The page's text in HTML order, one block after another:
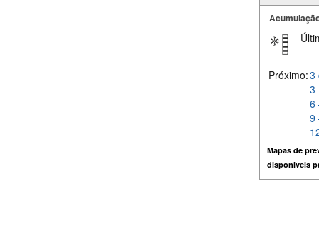
Próximo:3
3
6
9
Mapas de
disponiveis